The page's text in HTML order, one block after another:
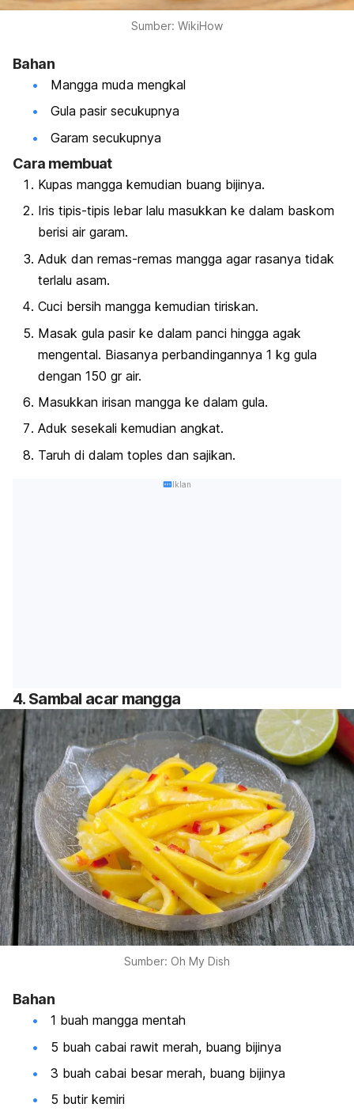
Sumber: WikiHow
Bahan
Mangga muda mengkal
Gula pasir secukupnya
Garam secukupnya
Cara membuat
Kupas mangga kemudian buang bijinya.
Iris tipis-tipis lebar lalu masukkan ke dalam baskom
berisi air garam.
Aduk dan remas-remas mangga agar rasanya tidak
terlalu asam.
Cuci bersih mangga kemudian tiriskan.
Masak gula pasir ke dalam panci hingga agak
mengental. Biasanya perbandingannya 1 kg gula
dengan 150 gr air.
Masukkan irisan mangga ke dalam gula.
Aduk sesekali kemudian angkat.
Taruh di dalam toples dan sajikan.
Iklan
4. Sambal acar mangga
Sumber: Oh My Dish
Bahan
1 buah mangga mentah
5 buah cabai rawit merah, buang bijinya
3 buah cabai besar merah, buang bijinya
5 butir kemiri